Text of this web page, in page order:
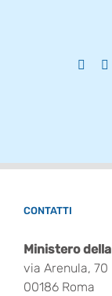
CONTATTI
Ministero
via Arenula, 70
00186 Roma